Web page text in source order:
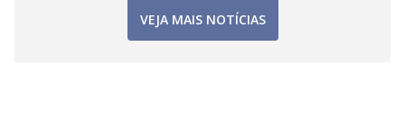
VEJA MAIS NOTÍCIAS